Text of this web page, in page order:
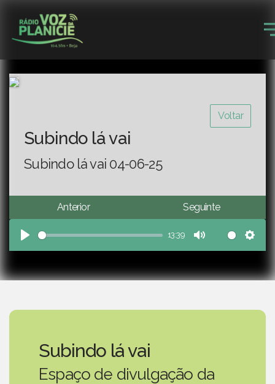
Voltar
Subindo lá vai
Subindo lá vai 04-06-25
Anterior Seguinte
Play
13:39
Mute
Subindo lá vai
Espaço de divulgação da